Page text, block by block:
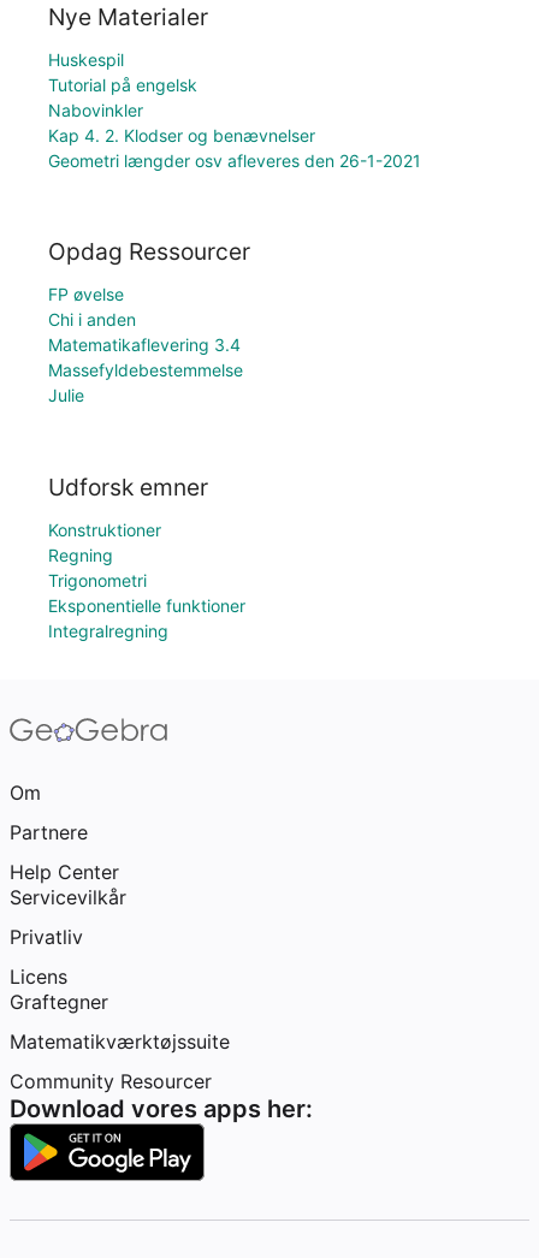
Nye Materialer
Huskespil
Tutorial på engelsk
Nabovinkler
Kap 4. 2. Klodser og benævnelser
Geometri længder osv afleveres den 26-1-2021
Opdag Ressourcer
FP øvelse
Chi i anden
Matematikaflevering 3.4
Massefyldebestemmelse
Julie
Udforsk emner
Konstruktioner
Regning
Trigonometri
Eksponentielle funktioner
Integralregning
Om
Partnere
Help Center
Servicevilkår
Privatliv
Licens
Graftegner
Matematikværktøjssuite
Community Resourcer
Download vores apps her: